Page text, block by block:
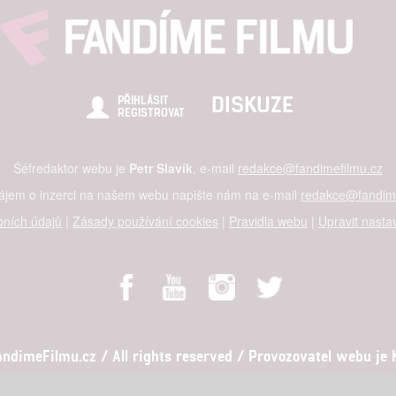
PŘIHLÁSIT
REGISTROVAT
DISKUZE
Šéfredaktor webu je Petr Slavík, e-mail redakce@fandimefilmu.cz
o inzerci na našem webu napište nám na e-mail
údajů | Zásady používání cookies | Pravidla webu | Upravit
/ All rights reserved / Provozovatel webu je